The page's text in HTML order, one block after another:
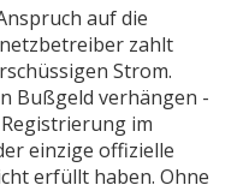
auf die
zahlt
Strom.
Bußgeld verhängen -
Registrierung im
einzige offizielle
erfüllt haben. Ohne